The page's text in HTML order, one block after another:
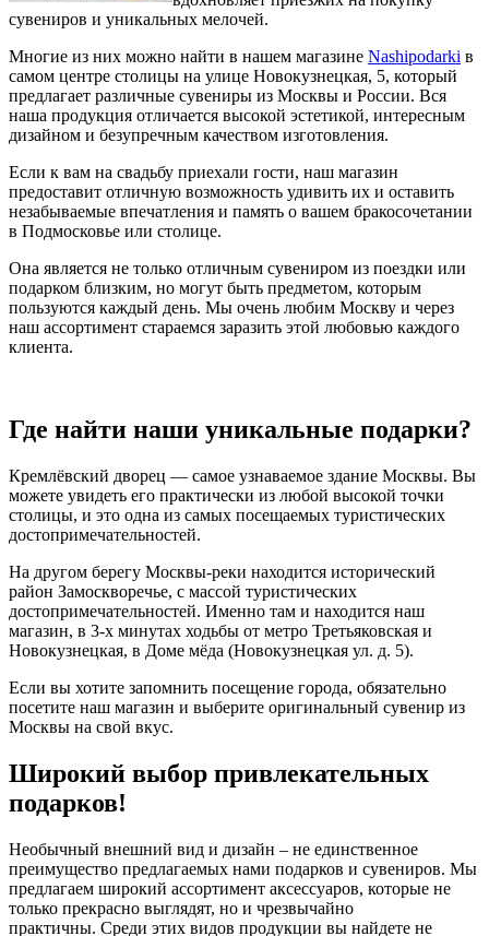
сувениров и уникальных мелочей.
Многие из них можно найти в нашем магазине Nashipodarki в
самом центре столицы на улице Новокузнецкая, 5, который
предлагает различные сувениры из Москвы и России. Вся
наша продукция отличается высокой эстетикой, интересным
дизайном и безупречным качеством изготовления.
Если к вам на свадьбу приехали гости, наш магазин
предоставит отличную возможность удивить их и оставить
незабываемые впечатления и память о вашем бракосочетании
в Подмосковье или столице.
Она является не только отличным сувениром из поездки или
подарком близким, но могут быть предметом, которым
пользуются каждый день. Мы очень любим Москву и через
наш ассортимент стараемся заразить этой любовью каждого
клиента.
Где найти наши уникальные подарки?
Кремлёвский дворец — самое узнаваемое здание Москвы. Вы
можете увидеть его практически из любой высокой точки
столицы, и это одна из самых посещаемых туристических
достопримечательностей.
На другом берегу Москвы-реки находится исторический
район Замоскворечье, с массой туристических
достопримечательностей. Именно там и находится наш
магазин, в 3-х минутах ходьбы от метро Третьяковская и
Новокузнецкая, в Доме мёда (Новокузнецкая ул. д. 5).
Если вы хотите запомнить посещение города, обязательно
посетите наш магазин и выберите оригинальный сувенир из
Москвы на свой вкус.
Широкий выбор привлекательных
подарков!
Необычный внешний вид и дизайн – не единственное
преимущество предлагаемых нами подарков и сувениров. Мы
предлагаем широкий ассортимент аксессуаров, которые не
только прекрасно выглядят, но и чрезвычайно
практичны. Среди этих видов продукции вы найдете не